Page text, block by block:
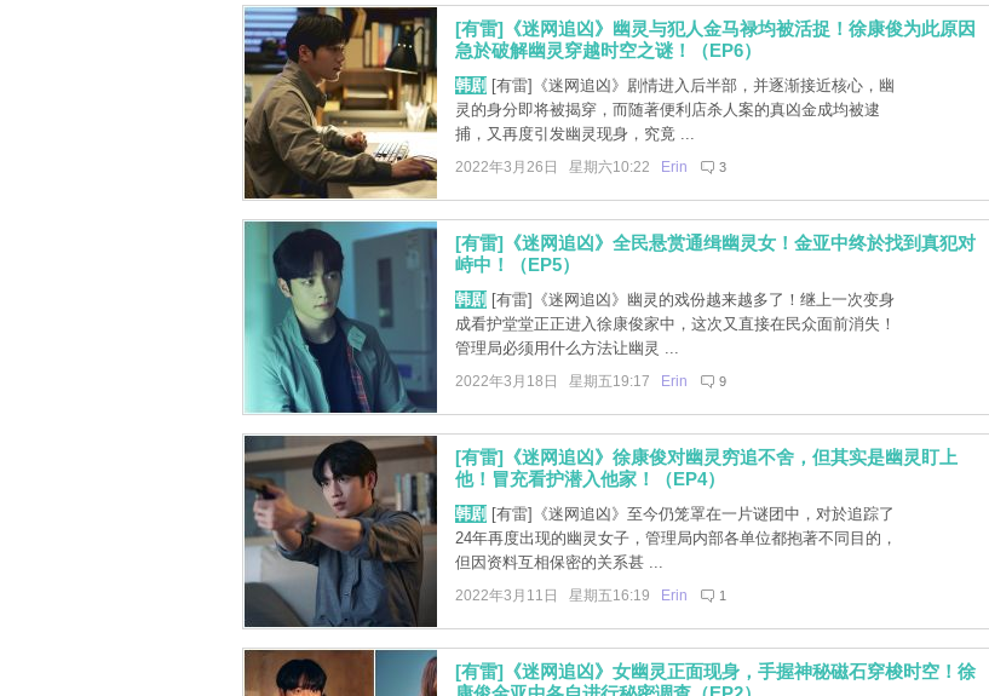
[有雷]《迷网追凶》幽灵与犯人金马禄均被活捉！徐康俊为此原因
急於破解幽灵穿越时空之谜！（EP6）
韩剧 [有雷]《迷网追凶》剧情进入后半部，并逐渐接近核心，幽
灵的身分即将被揭穿，而随著便利店杀人案的真凶金成均被逮
捕，又再度引发幽灵现身，究竟 ...
2022年3月26日 星期六10:22 Erin 3
[有雷]《迷网追凶》全民悬赏通缉幽灵女！金亚中终於找到真犯对
峙中！（EP5）
韩剧 [有雷]《迷网追凶》幽灵的戏份越来越多了！继上一次变身
成看护堂堂正正进入徐康俊家中，这次又直接在民众面前消失！
管理局必须用什么方法让幽灵 ...
2022年3月18日 星期五19:17 Erin 9
[有雷]《迷网追凶》徐康俊对幽灵穷追不舍，但其实是幽灵盯上
他！冒充看护潜入他家！（EP4）
韩剧 [有雷]《迷网追凶》至今仍笼罩在一片谜团中，对於追踪了
24年再度出现的幽灵女子，管理局内部各单位都抱著不同目的，
但因资料互相保密的关系甚 ...
2022年3月11日 星期五16:19 Erin 1
[有雷]《迷网追凶》女幽灵正面现身，手握神秘磁石穿梭时空！徐